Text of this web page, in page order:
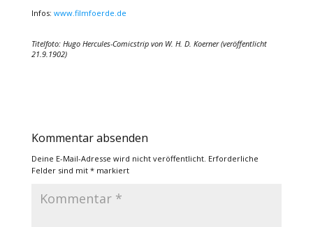
Infos: www.filmfoerde.de
Titelfoto: Hugo Hercules-Comicstrip von W. H. D. Koerner (veröffentlicht
21.9.1902)
Kommentar absenden
Deine E-Mail-Adresse wird nicht veröffentlicht. Erforderliche
Felder sind mit *markiert